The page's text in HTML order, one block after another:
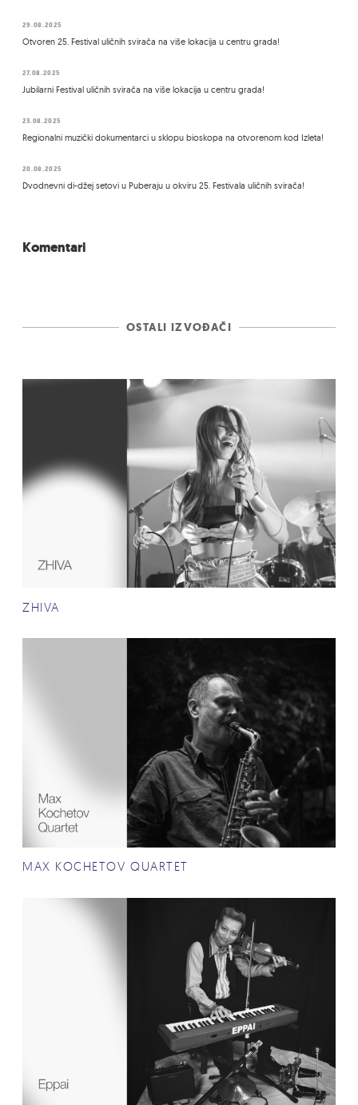
29.08.2025
Otvoren 25. Festival uličnih svirača na više lokacija u centru grada!
27.08.2025
Jubilarni Festival uličnih svirača na više lokacija u centru grada!
23.08.2025
Regionalni muzički dokumentarci u sklopu bioskopa na otvorenom kod Izleta!
20.08.2025
Dvodnevni di-džej setovi u Puberaju u okviru 25. Festivala uličnih svirača!
Komentari
OSTALI IZVOĐAČI
ZHIVA
MAX KOCHETOV QUARTET